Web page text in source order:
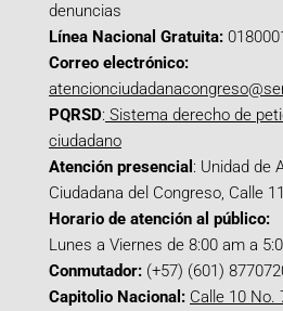
denuncias
Línea Nacional Gratuita:
Correo electrónico:
PQRSD: Sistema derecho de
ciudadano
Atención presencial : Unidad de
Ciudadana del Congreso, Calle
Horario de atención al público:
Lunes a Viernes de 8:00 am a
Conmutador: (+57) (601)
Capitolio Nacional: Calle 10 No.